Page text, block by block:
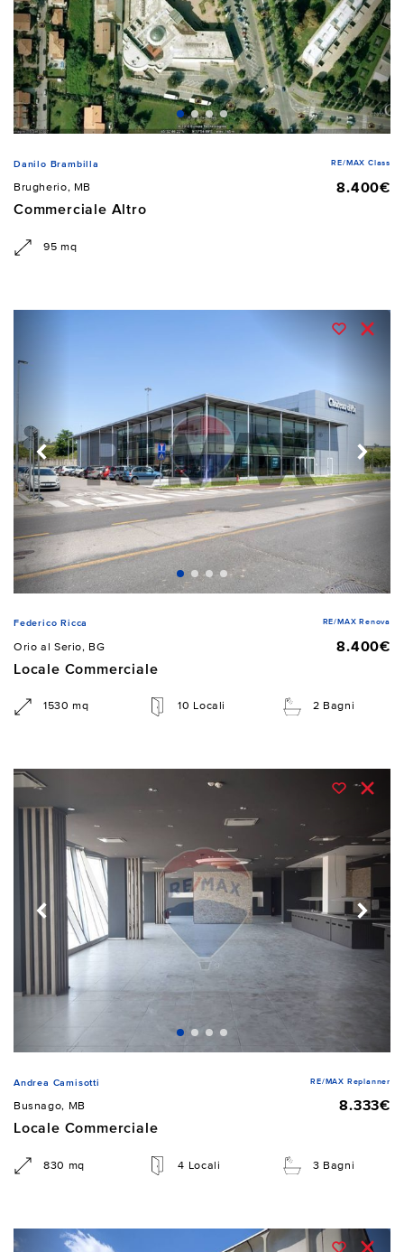
Danilo Brambilla RE/MAX Class
Brugherio, MB
8.400€
Commerciale Altro
95 mq
Federico Ricca RE/MAX Renova
Orio al Serio, BG
8.400€
Locale Commerciale
1530 mq 10 Locali 2 Bagni
Andrea Camisotti RE/MAX Replanner
Busnago, MB
8.333€
Locale Commerciale
830 mq 4 Locali 3 Bagni